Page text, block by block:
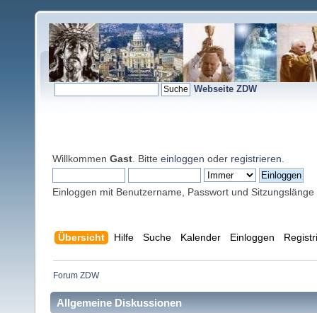
Webseite ZDW
Willkommen Gast . Bitte einloggen oder registrieren
Einloggen mit Benutzername, Passwort und Sitzungslänge
Übersicht Hilfe Suche Kalender Einloggen
Forum ZDW
Allgemeine Diskussionen